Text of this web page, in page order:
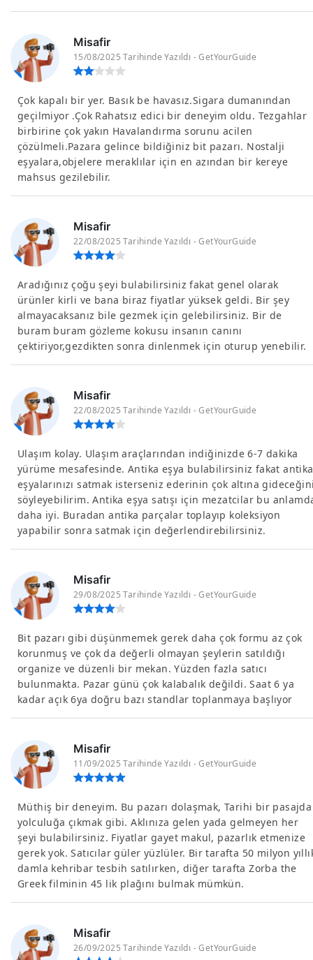
Misafir
15/08/2025 Tarihinde Yazıldı - GetYourGuide
Çok kapalı bir yer. Basık be havasız.Sigara dumanından
geçilmiyor .Çok Rahatsız edici bir deneyim oldu. Tezgahlar
birbirine çok yakın Havalandırma sorunu acilen
çözülmeli.Pazara gelince bildiğiniz bit pazarı. Nostalji
eşyalara,objelere meraklılar için en azından bir kereye
mahsus gezilebilir.
Misafir
22/08/2025 Tarihinde Yazıldı - GetYourGuide
Aradığınız çoğu şeyi bulabilirsiniz fakat genel olarak
ürünler kirli ve bana biraz fiyatlar yüksek geldi. Bir şey
almayacaksanız bile gezmek için gelebilirsiniz. Bir de
buram buram gözleme kokusu insanın canını
çektiriyor,gezdikten sonra dinlenmek için oturup yenebilir.
Misafir
22/08/2025 Tarihinde Yazıldı - GetYourGuide
Ulaşım kolay. Ulaşım araçlarından indiğinizde 6-7 dakika
yürüme mesafesinde. Antika eşya bulabilirsiniz fakat antika
eşyalarınızı satmak isterseniz ederinin çok altına
söyleyebilirim. Antika eşya satışı için mezatcilar bu
daha iyi. Buradan antika parçalar toplayıp koleksiyon
yapabilir sonra satmak için değerlendirebilirsiniz.
Misafir
29/08/2025 Tarihinde Yazıldı - GetYourGuide
Bit pazarı gibi düşünmemek gerek daha çok formu az çok
korunmuş ve çok da değerli olmayan şeylerin satıldığı
organize ve düzenli bir mekan. Yüzden fazla satıcı
bulunmakta. Pazar günü çok kalabalık değildi. Saat 6 ya
kadar açık 6ya doğru bazı standlar toplanmaya başlıyor
Misafir
11/09/2025 Tarihinde Yazıldı - GetYourGuide
Müthiş bir deneyim. Bu pazarı dolaşmak, Tarihi bir pasajda
yolculuğa çıkmak gibi. Aklınıza gelen yada gelmeyen her
şeyi bulabilirsiniz. Fiyatlar gayet makul, pazarlık etmenize
gerek yok. Satıcılar güler yüzlüler. Bir tarafta 50 milyon
damla kehribar tesbih satılırken, diğer tarafta Zorba the
Greek filminin 45 lik plağını bulmak mümkün.
Misafir
26/09/2025 Tarihinde Yazıldı - GetYourGuide